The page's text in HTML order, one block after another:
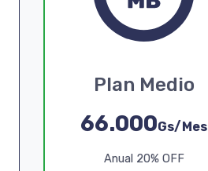
Plan Medio
66.000Gs/Mes
Anual 20% OFF